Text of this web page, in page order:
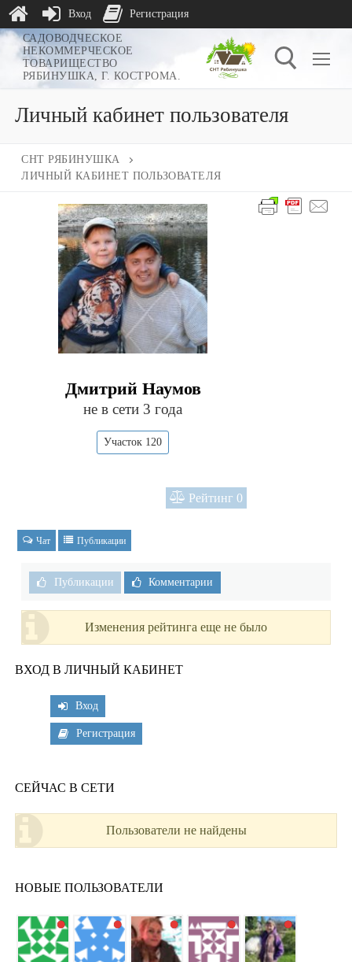
Перейти
содержимому
САДОВОДЧЕСКОЕ
НЕКОММЕРЧЕСКОЕ
ТОВАРИЩЕСТВО
РЯБИНУШКА, Г. КОСТРОМА.
Личный кабинет пользователя
СНТ РЯБИНУШКА
ЛИЧНЫЙ КАБИНЕТ ПОЛЬЗОВАТЕЛЯ
Дмитрий Наумов
не в сети 3 года
Участок 120
Рейтинг 0
Чат Публикации
Публикации Комментарии
Изменения рейтинга еще не было
ВХОД В ЛИЧНЫЙ КАБИНЕТ
Вход
Регистрация
СЕЙЧАС В СЕТИ
Пользователи не найдены
НОВЫЕ ПОЛЬЗОВАТЕЛИ
Вход Регистрация